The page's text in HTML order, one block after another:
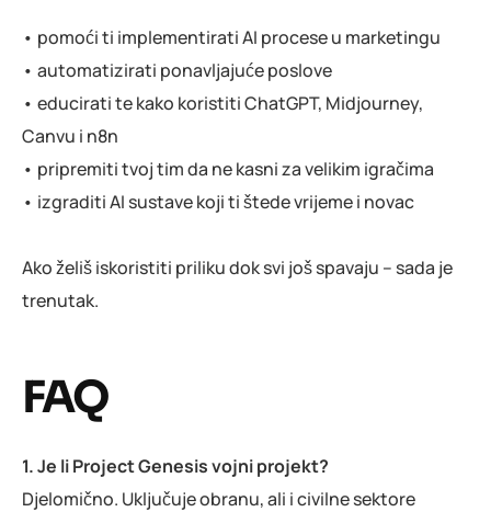
• pomoći ti implementirati AI procese u marketingu
• automatizirati ponavljajuće poslove
• educirati te kako koristiti ChatGPT, Midjourney,
Canvu i n8n
• pripremiti tvoj tim da ne kasni za velikim igračima
• izgraditi AI sustave koji ti štede vrijeme i novac
Ako želiš iskoristiti priliku dok svi još spavaju – sada je
trenutak.
FAQ
1. Je li Project Genesis vojni projekt?
Djelomično. Uključuje obranu, ali i civilne sektore